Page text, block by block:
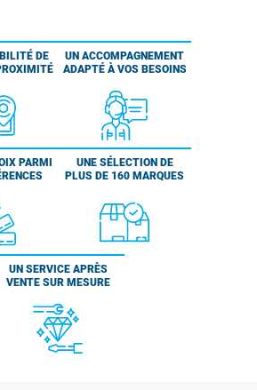
DE
UN ACCOMPAGNEMENT
ADAPTÉ À VOS BESOINS
PARMI
UNE SÉLECTION DE
PLUS DE 160 MARQUES
UN SERVICE APRÈS
VENTE SUR MESURE